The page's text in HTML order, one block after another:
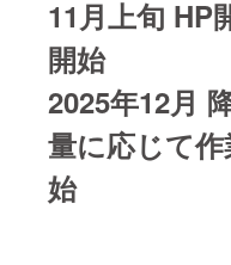
11月上旬 HP
開始
2025年12月
量に応じて作
始